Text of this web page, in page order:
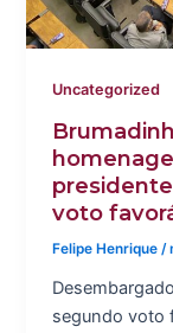
Uncategorized
voto
Felipe Henrique/
segundo voto